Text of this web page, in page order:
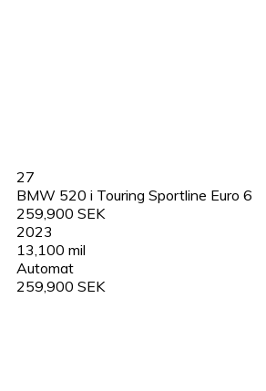
27
BMW 520 i Touring Sportline Euro 6
259,900 SEK
2023
13,100 mil
Automat
259,900 SEK